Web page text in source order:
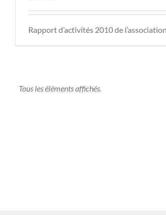
Rapport d’activités 2010 de